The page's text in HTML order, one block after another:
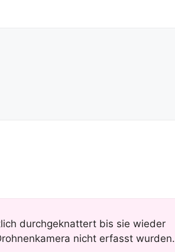
durchgeknattert bis sie wieder
nicht erfasst wurden.